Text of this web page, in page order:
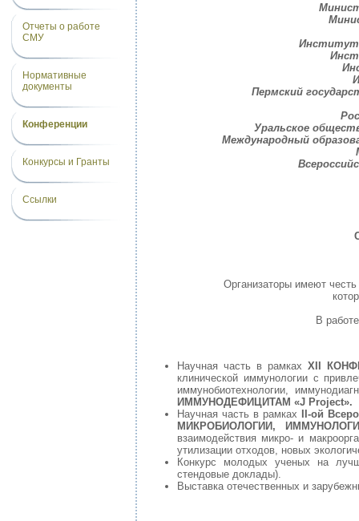
Отчеты о работе
СМУ
Нормативные
документы
Конференции
Конкурсы и Гранты
Ссылки
Институт
Пермский
Уральское
Международный
Организаторы имеют
В
Научная часть в рамкахXII
клинической иммунологии с
иммунобиотехнологии,
ИММУНОДЕФИЦИТАМ «J Project».
Научная часть в рамках
II-ой
МИКРОБИОЛОГИИ,
взаимодействия микро- и
утилизации отходов, новых
Конкурс молодых ученых на
стендовые доклады).
Выставка отечественных и